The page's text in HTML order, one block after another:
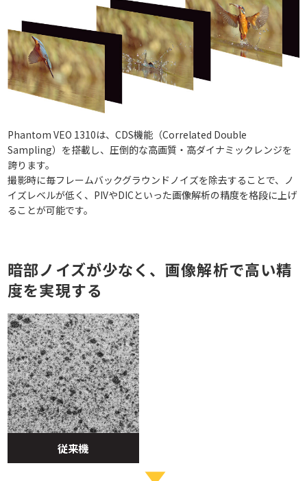
Phantom VEO 1310は、CDS機能（Correlated Double
Sampling）を搭載し、圧倒的な高画質・高ダイナミックレンジを
誇ります。
撮影時に毎フレームバックグラウンドノイズを除去することで、ノ
イズレベルが低く、PIVやDICといった画像解析の精度を格段に上げ
ることが可能です。
暗部ノイズが少なく、画像解析で高い精
度を実現する
従来機